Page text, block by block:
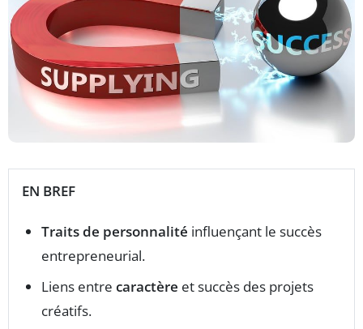
EN BREF
Traits de personnalité influençant le succès
entrepreneurial.
Liens entre caractère et succès des projets
créatifs.